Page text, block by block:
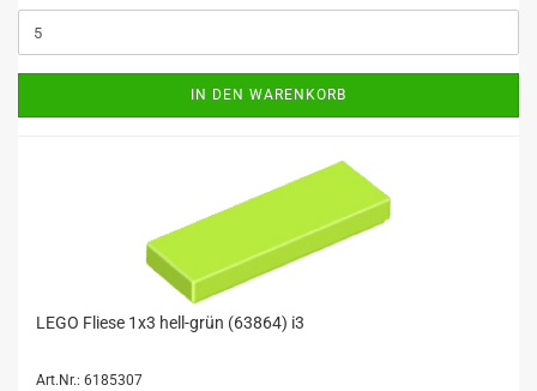
IN DEN WARENKORB
LEGO Fliese 1x3 hell-grün (63864) i3
Art.Nr.: 6185307